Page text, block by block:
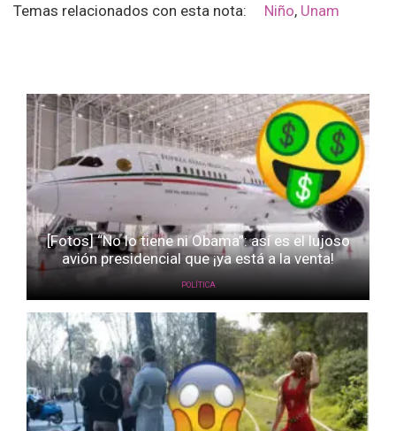
Temas relacionados con esta nota: Niño, Unam
[Fotos] “No lo tiene ni Obama”: así es el lujoso
avión presidencial que ¡ya está a la venta!
POLÍTICA